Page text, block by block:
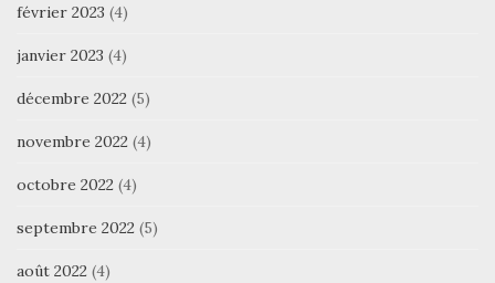
février 2023 (4)
janvier 2023 (4)
décembre 2022 (5)
novembre 2022 (4)
octobre 2022 (4)
septembre 2022 (5)
août 2022 (4)